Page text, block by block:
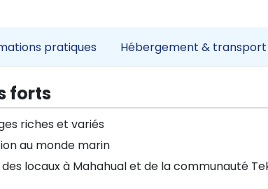
pratiques Hébergement & transport
forts
riches et variés
au monde marin
locaux à Mahahual et de la communauté